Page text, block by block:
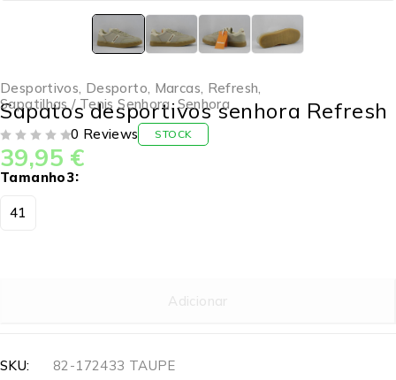
Desportivos, Desporto, Marcas, Refresh,
Sapatilhas / Tenis Senhora,Senhora
Sapatos desportivos senhora Refresh
0 Reviews STOCK
39,95 €
Tamanho3
41
Adicionar
SKU:
82-172433 TAUPE